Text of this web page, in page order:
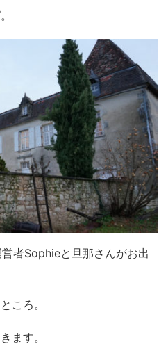
者Sophieと旦那さんがお出
ころ。
ます。